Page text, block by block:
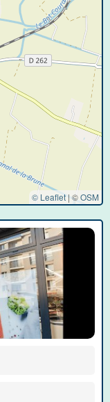
© Leaflet | ©OSM